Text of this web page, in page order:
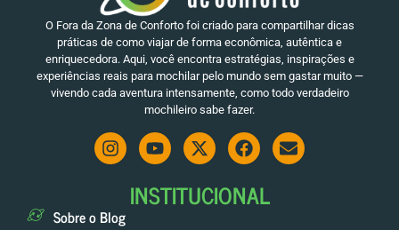
O Fora da Zona de Conforto foi criado para compartilhar dicas
práticas de como viajar de forma econômica, autêntica e
enriquecedora. Aqui, você encontra estratégias, inspirações e
experiências reais para mochilar pelo mundo sem gastar muito —
vivendo cada aventura intensamente, como todo verdadeiro
mochileiro sabe fazer.
INSTITUCIONAL
Sobre o Blog